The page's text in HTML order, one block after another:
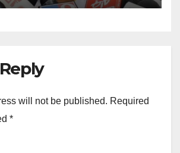
will not be published. Required
*